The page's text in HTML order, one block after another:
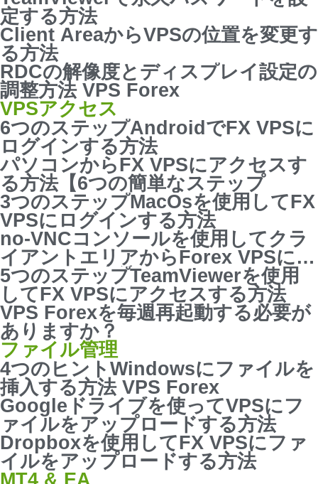
定する方法
Client AreaからVPSの位置を変更す
る方法
RDCの解像度とディスプレイ設定の
調整方法 VPS Forex
VPSアクセス
6つのステップAndroidでFX VPSに
ログインする方法
パソコンからFX VPSにアクセスす
る方法【6つの簡単なステップ
3つのステップMacOsを使用してFX
VPSにログインする方法
no-VNCコンソールを使用してクラ
イアントエリアからForex VPSにア
クセスする方法
5つのステップTeamViewerを使用
してFX VPSにアクセスする方法
VPS Forexを毎週再起動する必要が
ありますか？
ファイル管理
4つのヒントWindowsにファイルを
挿入する方法 VPS Forex
Googleドライブを使ってVPSにフ
ァイルをアップロードする方法
Dropboxを使用してFX VPSにファ
イルをアップロードする方法
MT4 & EA